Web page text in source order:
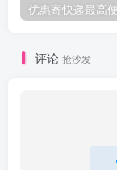
评论 抢沙发